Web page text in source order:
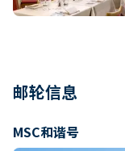
邮轮信息
MSC和谐号